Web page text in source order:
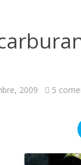
2009 5